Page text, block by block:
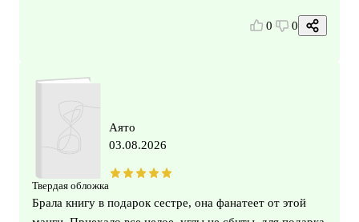
0 0
Твердая обложка
Аято
03.08.2026
Брала книгу в подарок сестре, она фанатеет от этой